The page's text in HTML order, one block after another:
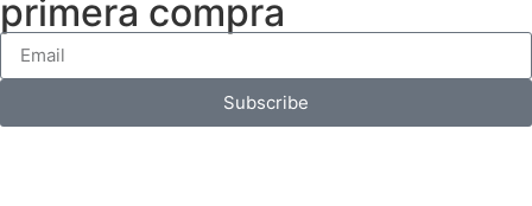
primera compra
Subscribe